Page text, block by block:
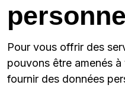
Pour vous offrir des
pouvons être amenés
fournir des données